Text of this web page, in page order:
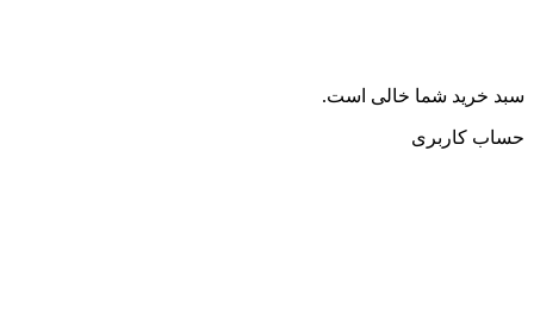
سبد خرید شما خالی است.
حساب کاربری